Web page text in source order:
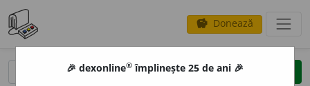
savings Donează
clear
🎉 dexonline® împlinește 25 de ani 🎉